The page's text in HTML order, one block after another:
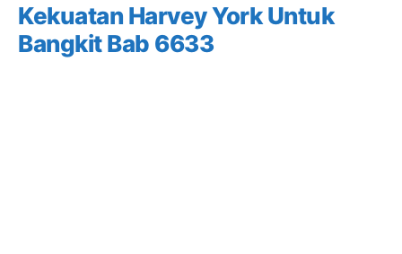
Kekuatan Harvey York Untuk
Bangkit Bab 6633